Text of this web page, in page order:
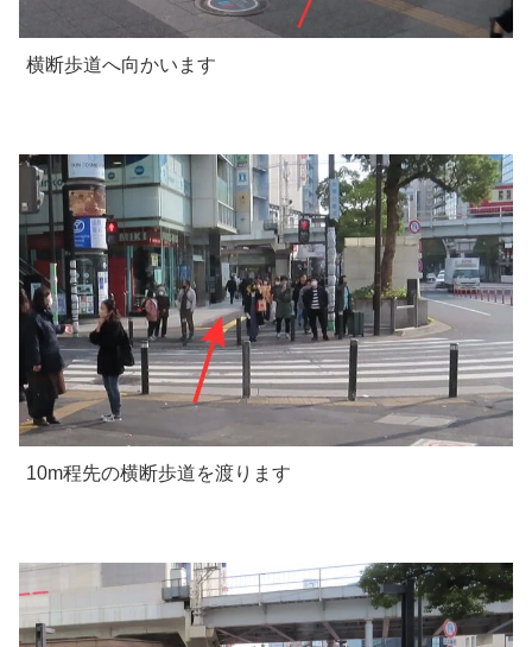
横断歩道へ向かいます
10m程先の横断歩道を渡ります